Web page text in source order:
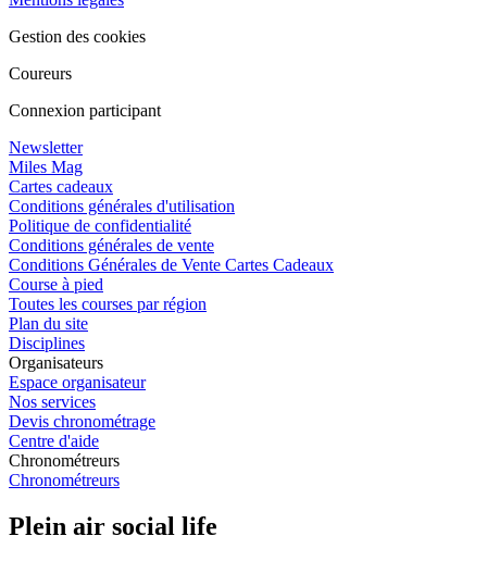
Gestion des cookies
Coureurs
Connexion participant
Newsletter
Miles Mag
Cartes cadeaux
Conditions générales d'utilisation
Politique de confidentialité
Conditions générales de vente
Conditions Générales de Vente Cartes Cadeaux
Course à pied
Toutes les courses par région
Plan du site
Disciplines
Organisateurs
Espace organisateur
Nos services
Devis chronométrage
Centre d'aide
Chronométreurs
Chronométreurs
Plein air social life